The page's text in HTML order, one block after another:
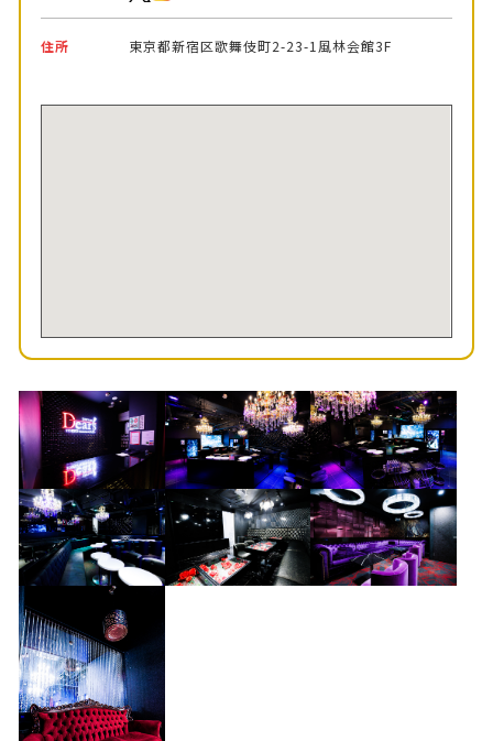
住所 東京都新宿区歌舞伎町2-23-1風林会館3F